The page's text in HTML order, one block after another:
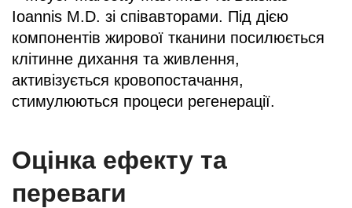
Ioannis M.D. зі співавторами. Під дією
компонентів жирової тканини посилюється
клітинне дихання та живлення,
активізується кровопостачання,
стимулюються процеси регенерації.
Оцінка ефекту та
переваги